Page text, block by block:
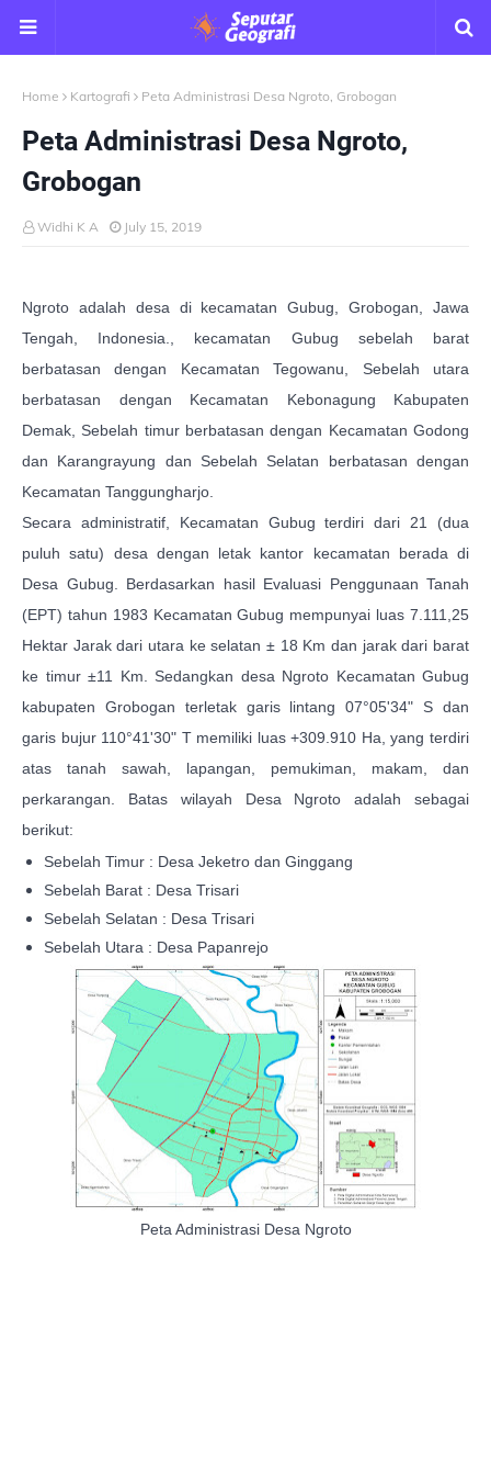
Home Kartografi Peta Administrasi Desa Ngroto, Grobogan
Peta Administrasi Desa Ngroto,
Grobogan
Widhi K A July 15, 2019
Ngroto adalah desa di kecamatan Gubug, Grobogan, Jawa
Tengah, Indonesia., kecamatan Gubug sebelah barat
berbatasan dengan Kecamatan Tegowanu, Sebelah utara
berbatasan dengan Kecamatan Kebonagung Kabupaten
Demak, Sebelah timur berbatasan dengan Kecamatan Godong
dan Karangrayung dan Sebelah Selatan berbatasan dengan
Kecamatan Tanggungharjo.
Secara administratif, Kecamatan Gubug terdiri dari 21 (dua
puluh satu) desa dengan letak kantor kecamatan berada di
Desa Gubug. Berdasarkan hasil Evaluasi Penggunaan Tanah
(EPT) tahun 1983 Kecamatan Gubug mempunyai luas 7.111,25
Hektar Jarak dari utara ke selatan ± 18 Km dan jarak dari barat
ke timur ±11 Km. Sedangkan desa Ngroto Kecamatan Gubug
kabupaten Grobogan terletak garis lintang 07°05'34" S dan
garis bujur 110°41'30" T memiliki luas +309.910 Ha, yang terdiri
atas tanah sawah, lapangan, pemukiman, makam, dan
perkarangan. Batas wilayah Desa Ngroto adalah sebagai
berikut:
Sebelah Timur : Desa Jeketro dan Ginggang
Sebelah Barat : Desa Trisari
Sebelah Selatan : Desa Trisari
Sebelah Utara : Desa Papanrejo
Peta Administrasi Desa Ngroto